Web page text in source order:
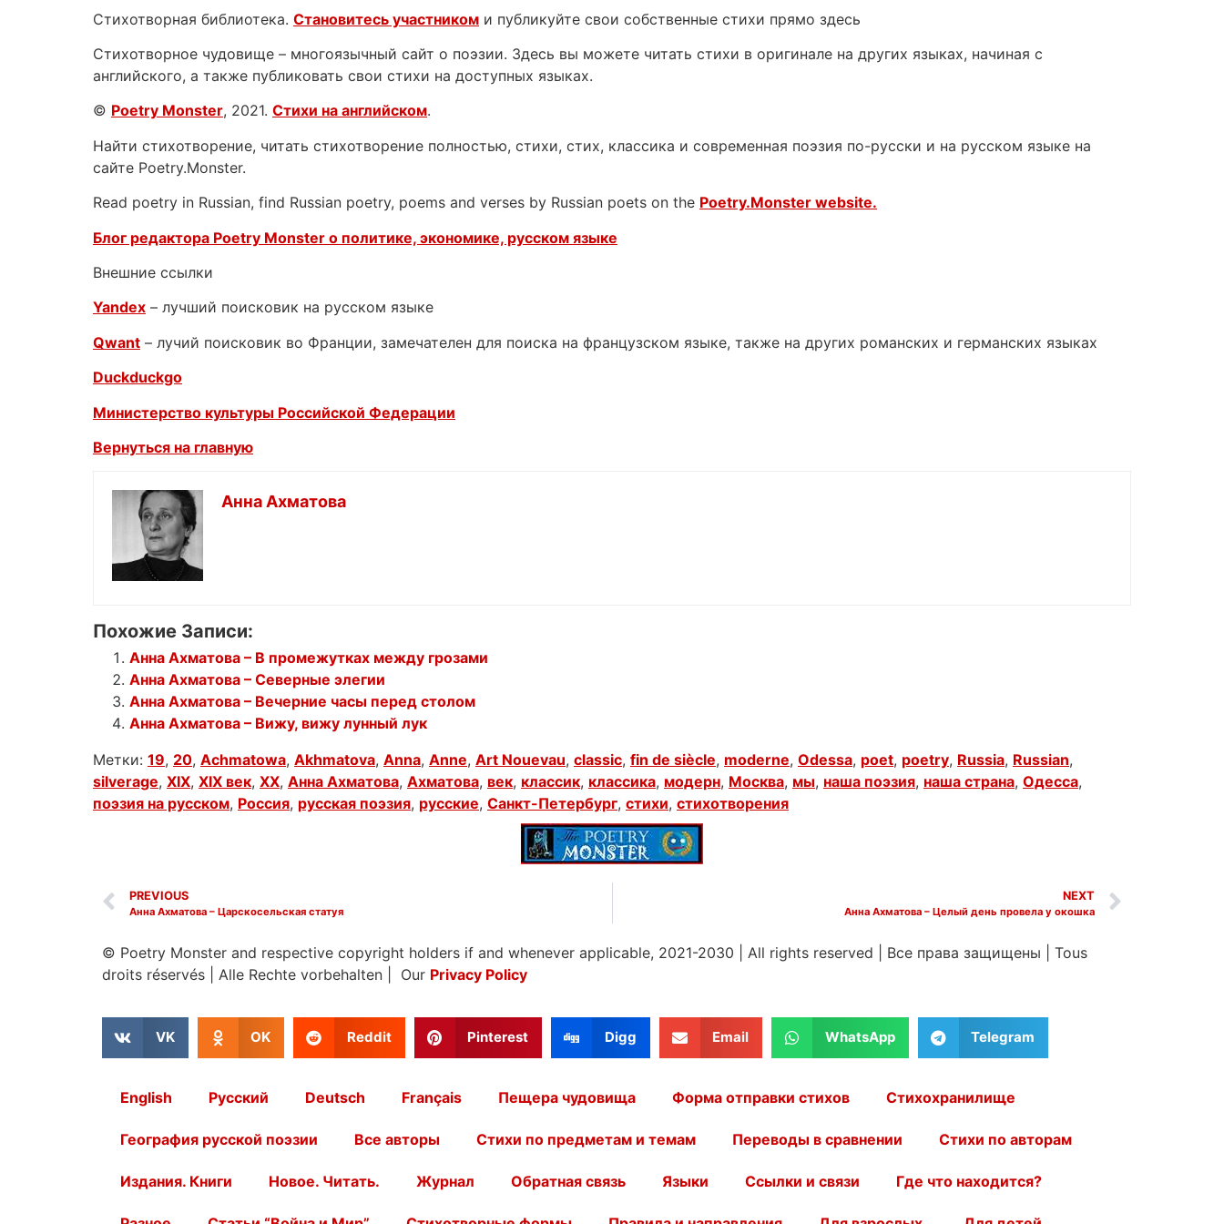
Стихотворная библиотека. Становитесь участником и публикуйте свои собственные стихи прямо здесь
Стихотворное чудовище – многоязычный сайт о поэзии. Здесь вы можете читать стихи в оригинале на других языках, начиная с
английского, а также публиковать свои стихи на доступных языках.
© Poetry Monster, 2021. Стихи на английском.
Найти стихотворение, читать стихотворение полностью, стихи, стих, классика и современная поэзия по-русски и на русском языке на
сайте Poetry.Monster.
Read poetry in Russian, find Russian poetry, poems and verses by Russian poets on the Poetry.Monster website.
Блог редактора Poetry Monster о политике, экономике, русском языке
Внешние ссылки
Yandex – лучший поисковик на русском языке
Qwant – лучий поисковик во Франции, замечателен для поиска на французском языке, также на других романских и германских языках
Duckduckgo
Министерство культуры Российской Федерации
Вернуться на главную
Анна Ахматова
Похожие Записи:
Анна Ахматова – В промежутках между грозами
Анна Ахматова – Северные элегии
Анна Ахматова – Вечерние часы перед столом
Анна Ахматова – Вижу, вижу лунный лук
Метки: 19, 20, Achmatowa, Akhmatova, Anna, Anne, Art Nouevau, classic, fin de siècle, moderne, Odessa, poet, poetry, Russia, Russian,
silverage, XIX, XIX век, XX, Анна Ахматова, Ахматова, век, классик, классика, модерн, Москва, мы, наша поэзия, наша страна, Одесса,
поэзия на русском, Россия, русская поэзия, русские, Санкт-Петербург, стихи, стихотворения
PREVIOUS
Анна Ахматова – Царскосельская статуя
NEXT
Анна Ахматова – Целый день провела у окошка
© Poetry Monster and respective copyright holders if and whenever applicable, 2021-2030 All rights reserved Все права защищены
Tous
droits réservés
Alle Rechte vorbehalten | Our Privacy Policy
VK OK Reddit Pinterest Digg Email WhatsApp Telegram
English Русский Deutsch Français Пещера чудовища Форма отправки стихов Стихохранилище
География русской поэзии Все авторы Стихи по предметам и темам Переводы в сравнении Стихи по авторам
Издания. Книги Новое. Читать. Журнал Обратная связь Языки Ссылки и связи Где что находится?